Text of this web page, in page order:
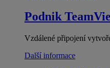
Podnik
Vzdálené připojení
Další informace